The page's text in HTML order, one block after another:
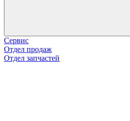
Сервис
Отдел продаж
Отдел запчастей